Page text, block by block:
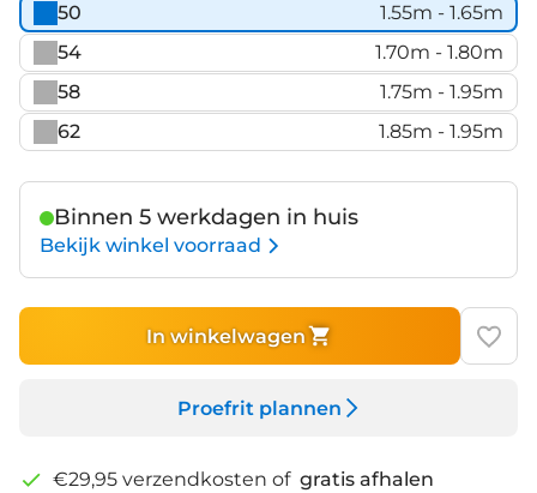
50
1.55m - 1.65m
54
1.70m - 1.80m
58
1.75m - 1.95m
62
1.85m - 1.95m
Binnen 5 werkdagen in huis
Bekijk winkel voorraad
In winkelwagen
Proefrit plannen
€29,95 verzendkosten of gratis afhalen